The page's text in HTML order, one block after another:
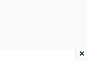
×